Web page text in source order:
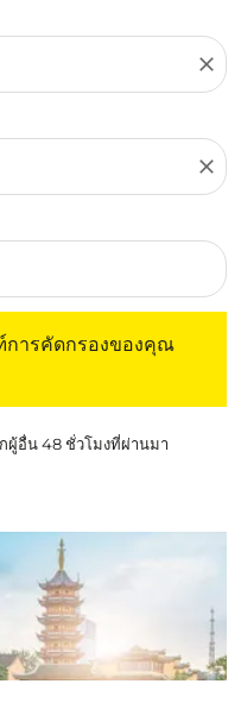
close
close
การคัดกรองของคุณ
ผู้อื่น 48 ชั่วโมงที่ผ่านมา